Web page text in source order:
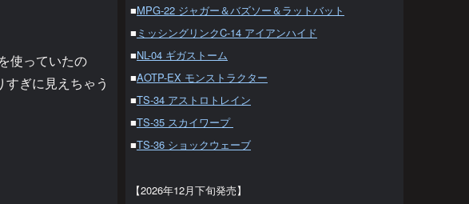
使っていたの
ぎに見えちゃう
■MPG-22 ジャガー＆バズソー＆ラットバット
■ ミッシングリンクC-14 アイアンハイド
■NL-04 ギガストーム
■AOTP-EX モンストラクター
■TS-34 アストロトレイン
■TS-35 スカイワープ
■TS-36 ショックウェーブ
【2026年12月下旬発売】